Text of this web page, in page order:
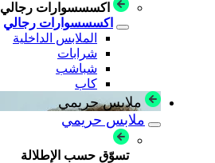
اكسسسوارات رجالي
اكسسسوارات رجالي
الملابس الداخلية
شرابات
شباشب
كاب
ملابس حريمي
ملابس حريمي
تسوّق حسب الإطلالة